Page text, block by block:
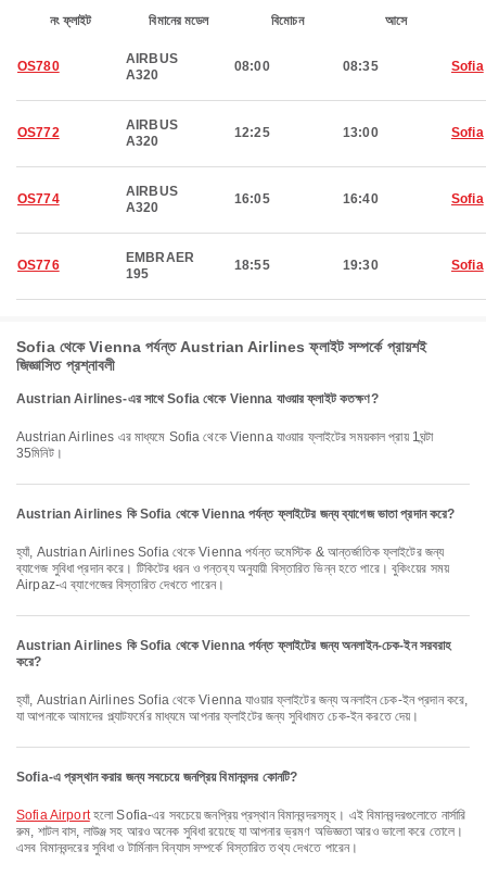
নং ফ্লাইট বিমানের মডেল বিমোচন আসে
OS780
AIRBUS
A320
08:00 08:35 Sofia
OS772
AIRBUS
A320
12:25 13:00 Sofia
OS774
AIRBUS
A320
16:05 16:40 Sofia
OS776
EMBRAER
195
18:55 19:30 Sofia
Sofia থেকে Vienna পর্যন্ত Austrian Airlines ফ্লাইট সম্পর্কে প্রায়শই
জিজ্ঞাসিত প্রশ্নাবলী
Austrian Airlines-এর সাথে Sofia থেকে Vienna যাওয়ার ফ্লাইট কতক্ষণ?
Austrian Airlines এর মাধ্যমে Sofia থেকে Vienna যাওয়ার ফ্লাইটের সময়কাল প্রায় 1ঘন্টা
35মিনিট।
Austrian Airlines কি Sofia থেকে Vienna পর্যন্ত ফ্লাইটের জন্য ব্যাগেজ ভাতা প্রদান করে?
হ্যাঁ, Austrian Airlines Sofia থেকে Vienna পর্যন্ত ডমেস্টিক & আন্তর্জাতিক ফ্লাইটের জন্য
ব্যাগেজ সুবিধা প্রদান করে। টিকিটের ধরন ও গন্তব্য অনুযায়ী বিস্তারিত ভিন্ন হতে পারে। বুকিংয়ের সময়
Airpaz-এ ব্যাগেজের বিস্তারিত দেখতে পারেন।
Austrian Airlines কি Sofia থেকে Vienna পর্যন্ত ফ্লাইটের জন্য অনলাইন-চেক-ইন সরবরাহ
করে?
হ্যাঁ, Austrian Airlines Sofia থেকে Vienna যাওয়ার ফ্লাইটের জন্য অনলাইন চেক-ইন প্রদান করে,
যা আপনাকে আমাদের প্ল্যাটফর্মের মাধ্যমে আপনার ফ্লাইটের জন্য সুবিধামত চেক-ইন করতে দেয়।
Sofia-এ প্রস্থান করার জন্য সবচেয়ে জনপ্রিয় বিমানবন্দর কোনটি?
Sofia Airportহলো Sofia-এর সবচেয়ে জনপ্রিয় প্রস্থান বিমানবন্দরসমূহ। এই বিমানবন্দরগুলোতে নার্সারি
রুম, শাটল বাস, লাউঞ্জ সহ আরও অনেক সুবিধা রয়েছে যা আপনার ভ্রমণ অভিজ্ঞতা আরও ভালো করে তোলে।
এসব বিমানবন্দরের সুবিধা ও টার্মিনাল বিন্যাস সম্পর্কে বিস্তারিত তথ্য দেখতে পারেন।